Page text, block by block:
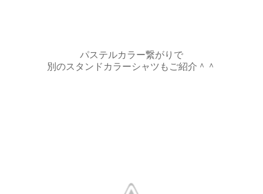
パステルカラー繋がりで
別のスタンドカラーシャツもご紹介＾＾